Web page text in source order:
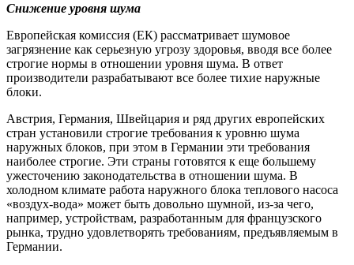
Снижение уровня шума
Европейская комиссия (ЕК) рассматривает шумовое
загрязнение как серьезную угрозу здоровья, вводя все более
строгие нормы в отношении уровня шума. В ответ
производители разрабатывают все более тихие наружные
блоки.
Австрия, Германия, Швейцария и ряд других европейских
стран установили строгие требования к уровню шума
наружных блоков, при этом в Германии эти требования
наиболее строгие. Эти страны готовятся к еще большему
ужесточению законодательства в отношении шума. В
холодном климате работа наружного блока теплового насоса
«воздух-вода» может быть довольно шумной, из-за чего,
например, устройствам, разработанным для французского
рынка, трудно удовлетворять требованиям, предъявляемым в
Германии.